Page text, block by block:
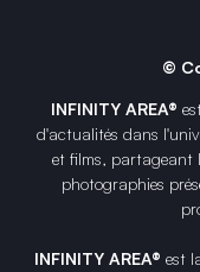
©
INFINITY AREA®
d'actualités dans
et films, partageant
photographies
INFINITY AREA® est